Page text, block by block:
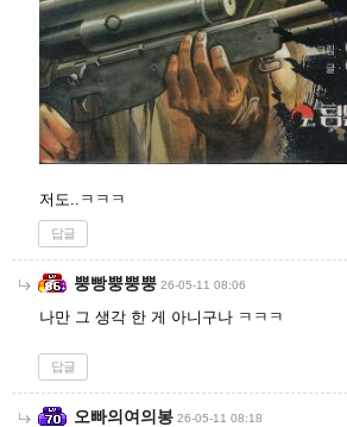
저도..ㅋㅋㅋ
답글
뿡빵뿡뿡뿡 26-05-11 08:06
나만 그 생각 한 게 아니구나 ㅋㅋㅋ
답글
오빠의여의봉 26-05-11 08:18